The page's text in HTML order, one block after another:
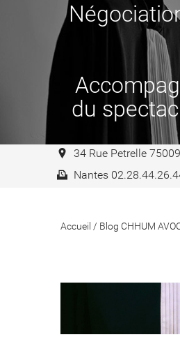
du
34 Rue Petrelle
Nantes
Accueil / Blog CHHUM